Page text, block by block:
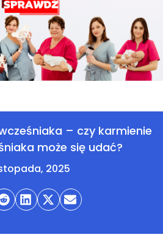
– czy karmienie
może się udać?
2025